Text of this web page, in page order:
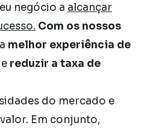
negócio a alcançar
Com os nossos
melhor experiência de
reduzir a taxa de
do mercado e
Em conjunto,